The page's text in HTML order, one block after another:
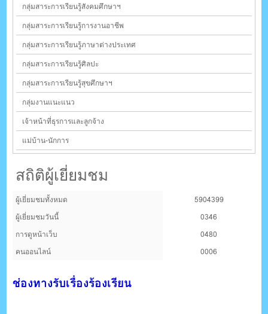
กลุ่มสาระการเรียนรู้สังคมศึกษาฯ
กลุ่มสาระการเรียนรู้การงานอาชีพ
กลุ่มสาระการเรียนรู้ภาษาต่างประเทศ
กลุ่มสาระการเรียนรู้ศิลปะ
กลุ่มสาระการเรียนรู้สุขศึกษาฯ
กลุ่มงานแนะแนว
เจ้าหน้าที่ธุรการและลูกจ้าง
แม่บ้าน-นักการ
สถิติผู้เยี่ยมชม
ผู้เยี่ยมชมทั้งหมด
5904399
ผู้เยี่ยมชมวันนี้
0346
การดูหน้าเว็บ
0480
คนออนไลน์
0006
ช่องทางรับเรื่องร้องเรียน